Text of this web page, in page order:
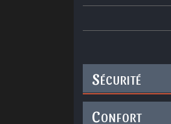
SÉCURITÉ
CONFORT